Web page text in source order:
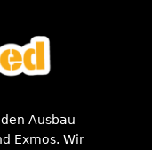
Ausbau
Exmos. Wir